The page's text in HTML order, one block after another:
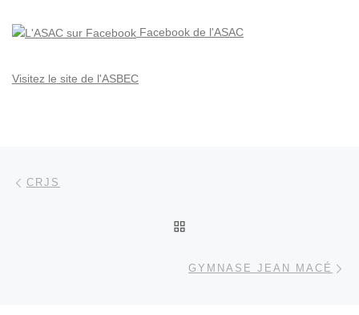
Facebook de l'ASAC
Visitez le site de l'ASBEC
Parcourir les articles
CRJS
GYMNASE JEAN MACÉ